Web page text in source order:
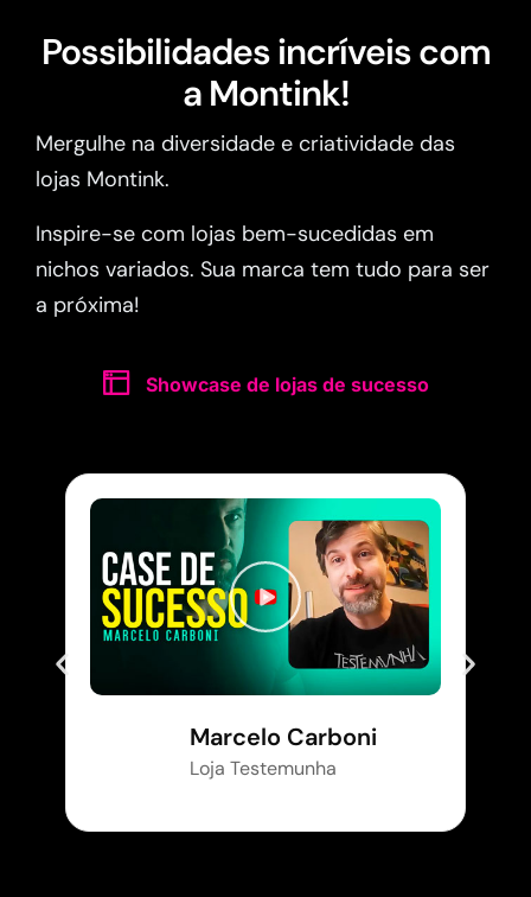
Possibilidades incríveis com
a Montink!
Mergulhe na diversidade e criatividade das
lojas Montink.
Inspire-se com lojas bem-sucedidas em
nichos variados. Sua marca tem tudo para ser
a próxima!
Showcase de lojas de sucesso
Marcelo Carboni
Loja Testemunha